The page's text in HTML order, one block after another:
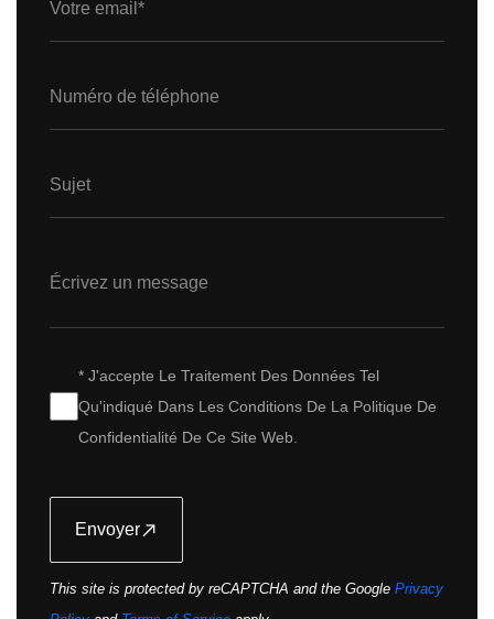
* J'accepte Le Traitement Des Données Tel
Qu'indiqué Dans Les Conditions De La Politique De
Confidentialité De Ce Site Web.
Envoyer
This site is protected by reCAPTCHA and the Google Privacy